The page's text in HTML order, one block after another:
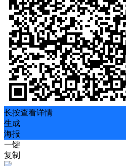
长按查看详情
生成
海报
一键
复制